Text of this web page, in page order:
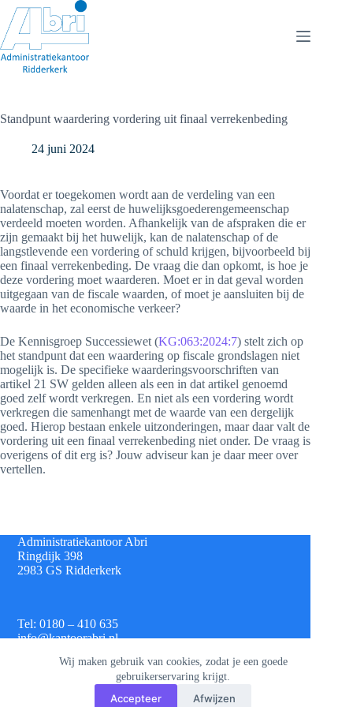
naar
de
inhoud
Wij maken gebruik van cookies, zodat je een goede
gebruikerservaring krijgt.
Accepteer Afwijzen
Standpunt waardering vordering uit finaal verrekenbeding
24 juni 2024
Voordat er toegekomen wordt aan de verdeling van een
nalatenschap, zal eerst de huwelijksgoederengemeenschap
verdeeld moeten worden. Afhankelijk van de afspraken die er
zijn gemaakt bij het huwelijk, kan de nalatenschap of de
langstlevende een vordering of schuld krijgen, bijvoorbeeld bij
een finaal verrekenbeding. De vraag die dan opkomt, is hoe je
deze vordering moet waarderen. Moet er in dat geval worden
uitgegaan van de fiscale waarden, of moet je aansluiten bij de
waarde in het economische verkeer?
De Kennisgroep Successiewet (KG:063:2024:7) stelt zich op
het standpunt dat een waardering op fiscale grondslagen niet
mogelijk is. De specifieke waarderingsvoorschriften van
artikel 21 SW gelden alleen als een in dat artikel genoemd
goed zelf wordt verkregen. En niet als een vordering wordt
verkregen die samenhangt met de waarde van een dergelijk
goed. Hierop bestaan enkele uitzonderingen, maar daar valt de
vordering uit een finaal verrekenbeding niet onder. De vraag is
overigens of dit erg is? Jouw adviseur kan je daar meer over
vertellen.
Administratiekantoor Abri
Ringdijk 398
2983 GS Ridderkerk
Tel: 0180 – 410 635
info@kantoorabri.nl
IBAN: NL 08 INGB 0693 4313 42